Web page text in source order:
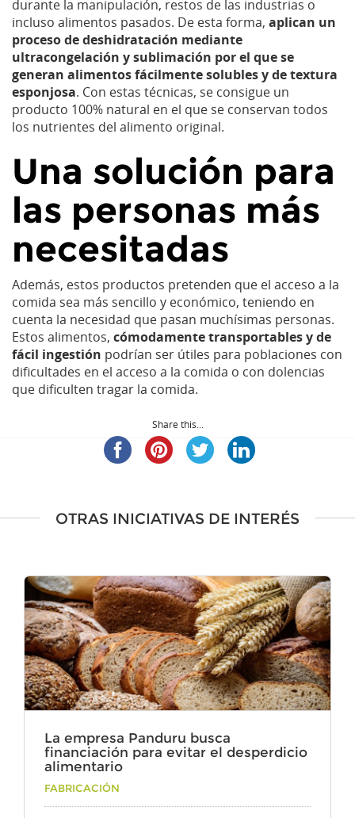
durante la manipulación, restos de las industrias o
incluso alimentos pasados. De esta forma, aplican un
proceso de deshidratación mediante
ultracongelación y sublimación por el que se
generan alimentos fácilmente solubles y de textura
esponjosa. Con estas técnicas, se consigue un
producto 100% natural en el que se conservan todos
los nutrientes del alimento original.
Una solución para
las personas más
necesitadas
Además, estos productos pretenden que el acceso a la
comida sea más sencillo y económico, teniendo en
cuenta la necesidad que pasan muchísimas personas.
Estos alimentos, cómodamente transportables y de
fácil ingestión podrían ser útiles para poblaciones con
dificultades en el acceso a la comida o con dolencias
que dificulten tragar la comida.
Share this...
OTRAS INICIATIVAS DE INTERÉS
La empresa Panduru busca
financiación para evitar el desperdicio
alimentario
Por
FABRICACIÓN